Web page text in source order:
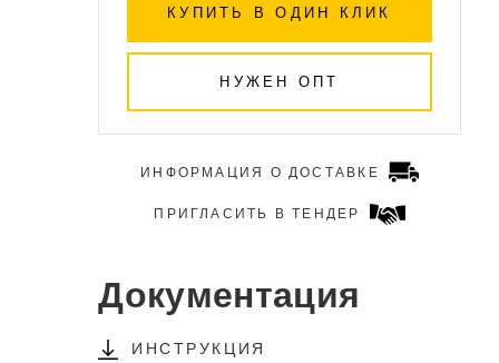
КУПИТЬ В ОДИН КЛИК
НУЖЕН ОПТ
ИНФОРМАЦИЯ О ДОСТАВКЕ
ПРИГЛАСИТЬ В ТЕНДЕР
Документация
ИНСТРУКЦИЯ